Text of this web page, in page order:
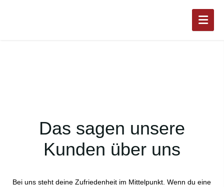
Das sagen unsere
Kunden über uns
Bei uns steht deine Zufriedenheit im Mittelpunkt. Wenn du eine